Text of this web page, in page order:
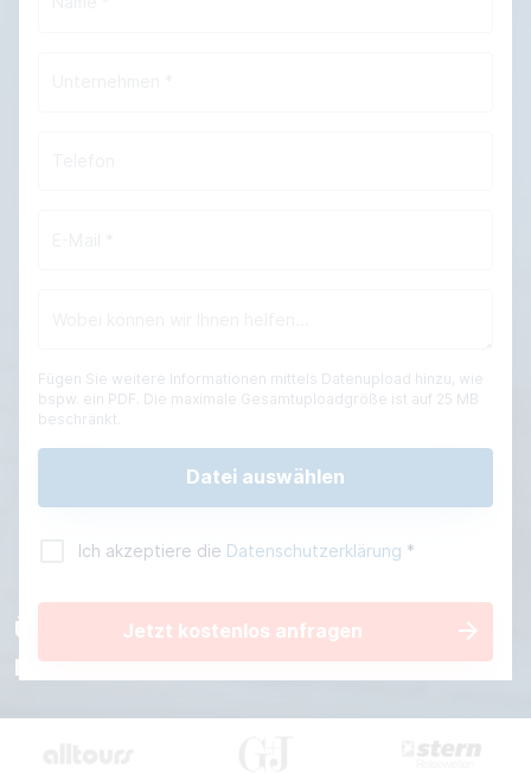
Fügen Sie weitere Informationen mittels Datenupload hinzu, wie
bspw. ein PDF. Die maximale Gesamtuploadgröße ist auf 25 MB
beschränkt.
Datei auswählen
Ich akzeptiere die Datenschutzerklärung *
Jetzt kostenlos anfragen
Über 100 Kundenhaben
bereits profitiert